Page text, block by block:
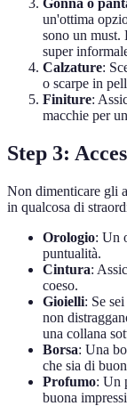
un'ottima
sono un must.
super
Calzature:
o scarpe in
Finiture:
macchie per
Step 3:
Non dimenticare gli
in qualcosa di
Orologio: Un
puntualità.
Cintura:
coeso.
Gioielli: Se
non
una collana
Borsa: Una
che sia di
Profumo: Un
buona